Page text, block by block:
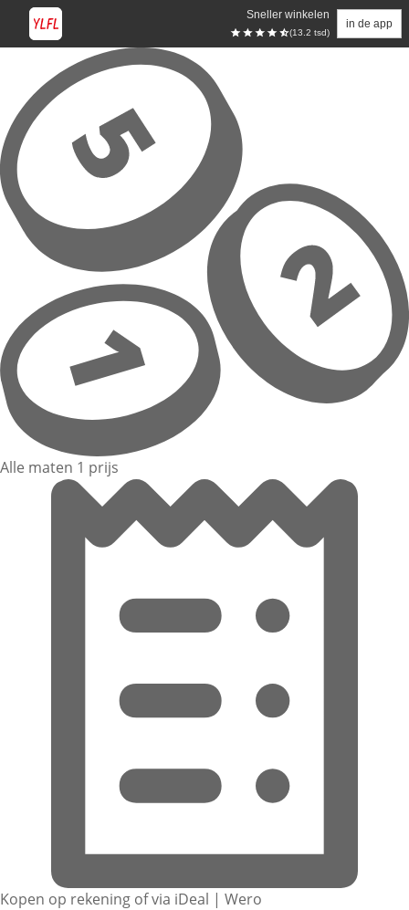
Sneller winkelen
(13.2 tsd)
in de app
Overslaan naar hoofdinhoud
Alle maten 1 prijs
Kopen op rekening of via iDeal | Wero